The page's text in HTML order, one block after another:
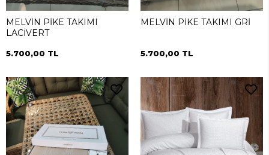
MELVİN PİKE TAKIMI
LACİVERT
5.700,00 TL
MELVİN PİKE TAKIMI GRİ
5.700,00 TL